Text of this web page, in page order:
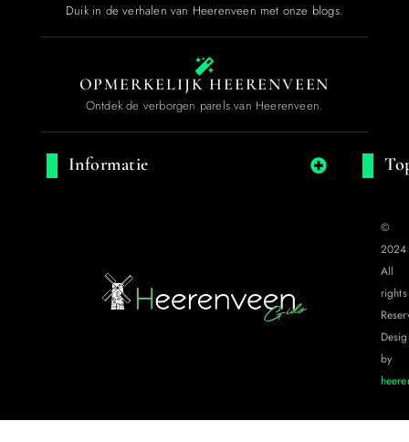
Duik in de verhalen van Heerenveen met onze blogs.
OPMERKELIJK HEERENVEEN
Ontdek de verborgen parels van Heerenveen.
Informatie
©
2024
All
rights
by